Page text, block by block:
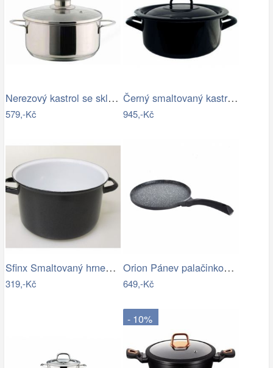
Nerezový kastrol se skleněnou poklicí…
579,-Kč
Černý smaltovaný kastrol s poklicí…
945,-Kč
Sfinx Smaltovaný hrnec Standard, 20 cm,…
319,-Kč
Orion Pánev palačinková GRANDE 27cm
649,-Kč
- 10%